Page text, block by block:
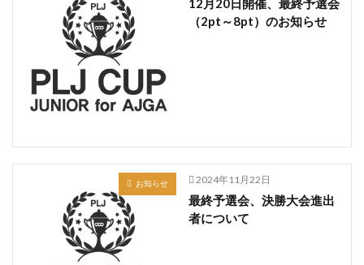
12月20日開催、最終予選会
（2pt～8pt）のお知らせ
お知らせ 2024年11月22日
最終予選会、決勝大会進出
者について